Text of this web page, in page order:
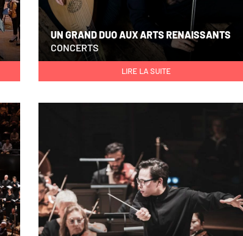
UN GRAND DUO AUX ARTS RENAISSANTS
CONCERTS
LIRE LA SUITE